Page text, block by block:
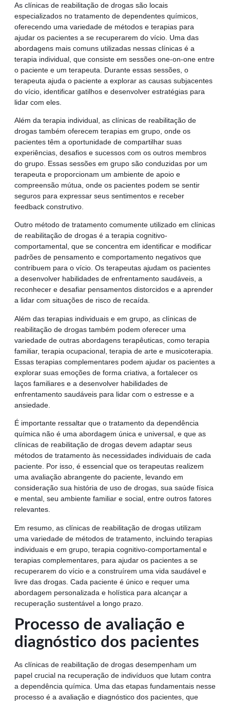
As clínicas de reabilitação de drogas são locais
especializados no tratamento de dependentes químicos,
oferecendo uma variedade de métodos e terapias para
ajudar os pacientes a se recuperarem do vício. Uma das
abordagens mais comuns utilizadas nessas clínicas é a
terapia individual, que consiste em sessões one-on-one entre
o paciente e um terapeuta. Durante essas sessões, o
terapeuta ajuda o paciente a explorar as causas subjacentes
do vício, identificar gatilhos e desenvolver estratégias para
lidar com eles.
Além da terapia individual, as clínicas de reabilitação de
drogas também oferecem terapias em grupo, onde os
pacientes têm a oportunidade de compartilhar suas
experiências, desafios e sucessos com os outros membros
do grupo. Essas sessões em grupo são conduzidas por um
terapeuta e proporcionam um ambiente de apoio e
compreensão mútua, onde os pacientes podem se sentir
seguros para expressar seus sentimentos e receber
feedback construtivo.
Outro método de tratamento comumente utilizado em clínicas
de reabilitação de drogas é a terapia cognitivo-
comportamental, que se concentra em identificar e modificar
padrões de pensamento e comportamento negativos que
contribuem para o vício. Os terapeutas ajudam os pacientes
a desenvolver habilidades de enfrentamento saudáveis, a
reconhecer e desafiar pensamentos distorcidos e a aprender
a lidar com situações de risco de recaída.
Além das terapias individuais e em grupo, as clínicas de
reabilitação de drogas também podem oferecer uma
variedade de outras abordagens terapêuticas, como terapia
familiar, terapia ocupacional, terapia de arte e musicoterapia.
Essas terapias complementares podem ajudar os pacientes a
explorar suas emoções de forma criativa, a fortalecer os
laços familiares e a desenvolver habilidades de
enfrentamento saudáveis para lidar com o estresse e a
ansiedade.
É importante ressaltar que o tratamento da dependência
química não é uma abordagem única e universal, e que as
clínicas de reabilitação de drogas devem adaptar seus
métodos de tratamento às necessidades individuais de cada
paciente. Por isso, é essencial que os terapeutas realizem
uma avaliação abrangente do paciente, levando em
consideração sua história de uso de drogas, sua saúde física
e mental, seu ambiente familiar e social, entre outros fatores
relevantes.
Em resumo, as clínicas de reabilitação de drogas utilizam
uma variedade de métodos de tratamento, incluindo terapias
individuais e em grupo, terapia cognitivo-comportamental e
terapias complementares, para ajudar os pacientes a se
recuperarem do vício e a construírem uma vida saudável e
livre das drogas. Cada paciente é único e requer uma
abordagem personalizada e holística para alcançar a
recuperação sustentável a longo prazo.
Processo de avaliação e
diagnóstico dos pacientes
As clínicas de reabilitação de drogas desempenham um
papel crucial na recuperação de indivíduos que lutam contra
a dependência química. Uma das etapas fundamentais nesse
processo é a avaliação e diagnóstico dos pacientes, que